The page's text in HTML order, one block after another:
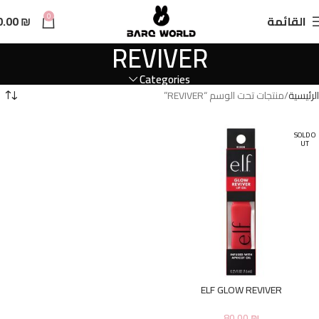
القائمة 0
₪
REVIVER
Categories
الرئيسية منتجات تحت الوسم “REVIVER”
SOLD O
UT
ELF GLOW REVIVER